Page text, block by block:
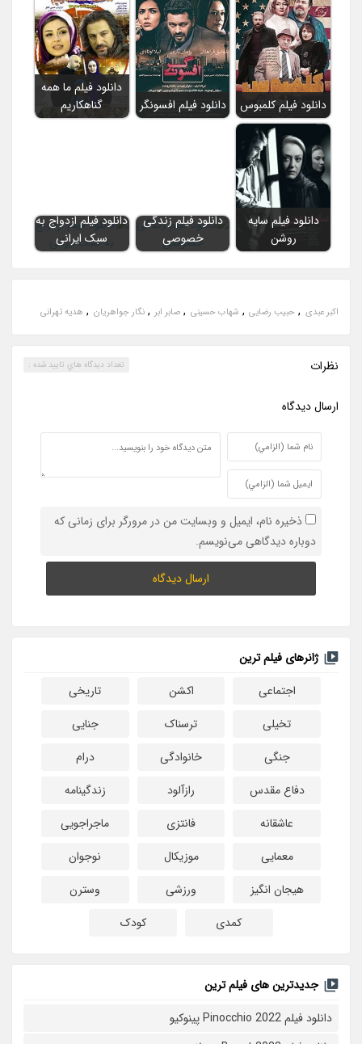
دانلود فیلم کلمبوس دانلود فیلم افسونگر
دانلود فیلم ما همه
گناهکاریم
دانلود فیلم سایه
روشن
دانلود فیلم زندگی
خصوصی
دانلود فیلم ازدواج به
سبک ایرانی
اکبر عبدی , حبیب رضایی , شهاب حسینی , صابر ابر ,نگار جواهریان , هدیه تهرانی
نظرات تعداد ديدگاه هاي تاييد شده :
ارسال ديدگاه
ذخیره نام، ایمیل و وبسایت من در مرورگر برای زمانی که
دوباره دیدگاهی می‌نویسم.
ژانرهای فیلم ترین
اجتماعی
اکشن
تاریخی
تخیلی
ترسناک
جنایی
جنگی
خانوادگی
درام
دفاع مقدس
رازآلود
زندگینامه
عاشقانه
فانتزی
ماجراجویی
معمایی
موزیکال
نوجوان
هیجان انگیز
ورزشی
وسترن
کمدی
کودک
جدیدترین های فیلم ترین
دانلود فیلم Pinocchio 2022 پینوکیو